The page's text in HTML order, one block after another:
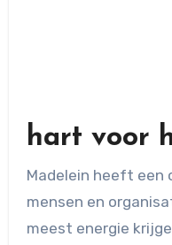
hart voor
Madelein heeft
mensen en
meest energie